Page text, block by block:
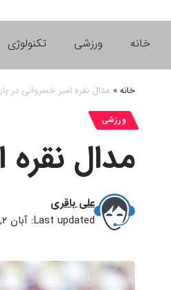
خانه ورزشی تکنولوژی
خانه» مدال نقره امیر خسروانی در
ورزشی
مدال نقره
Last updated: آبان ۲, ۱۴۰۲ ۹:۴۳ ق٫ظ
علی باقری